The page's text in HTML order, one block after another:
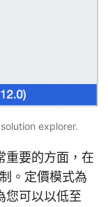
explorer.
重要的方面，在
。定價模式為
您可以以低至